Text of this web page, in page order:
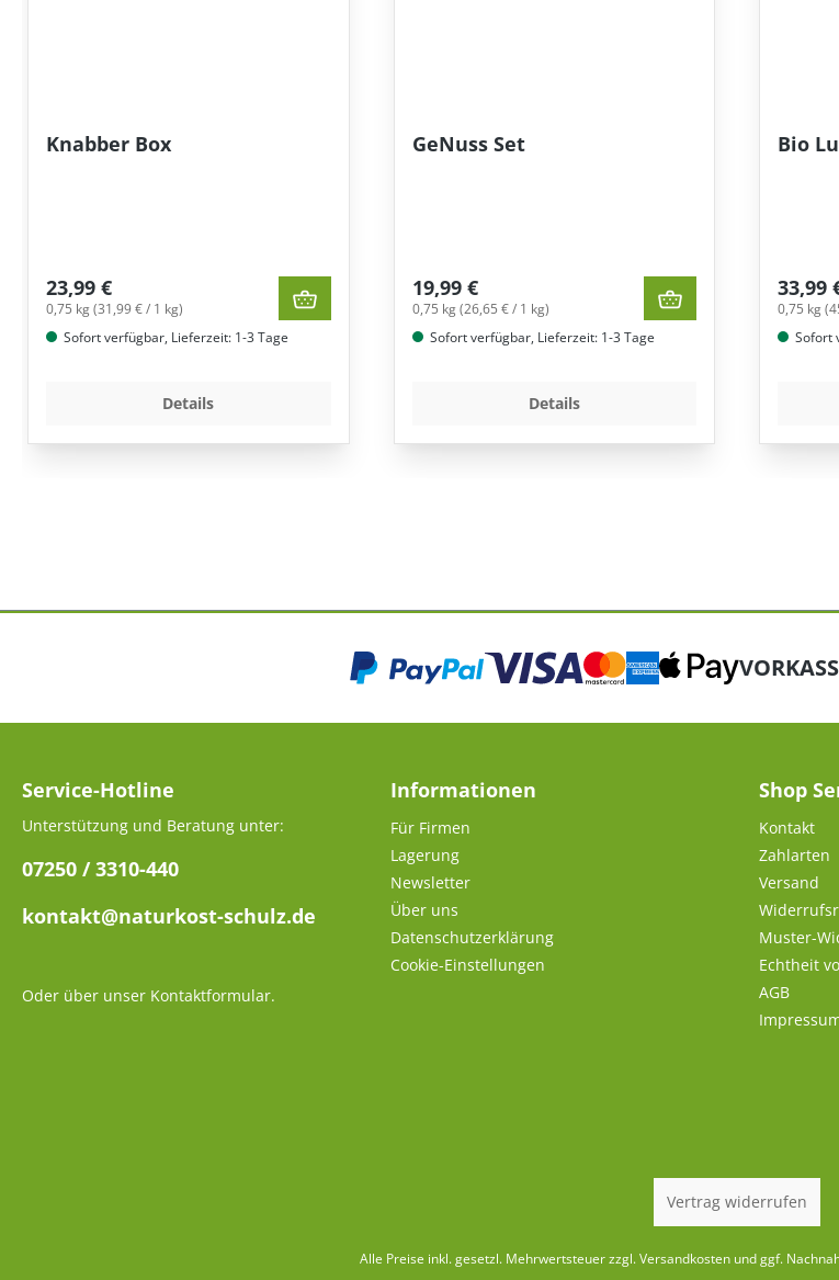
Knabber Box
23,99 €
0,75 kg (31,99 € / 1 kg)
Sofort verfügbar, Lieferzeit: 1-3 Tage
Details
GeNuss Set
19,99 €
0,75 kg (26,65 € / 1 kg)
Sofort verfügbar, Lieferzeit: 1-3 Tage
Details
Bio
33,99
0,75 kg
Sofort
Service-Hotline
Unterstützung und Beratung unter:
07250 / 3310-440
kontakt@naturkost-schulz.de
Oder über unser Kontaktformular.
Informationen
Für Firmen
Lagerung
Newsletter
Über uns
Datenschutzerklärung
Cookie-Einstellungen
Shop
Kontakt
Zahlarten
Versand
Muster-
Echtheit
AGB
Vertrag widerrufen
Alle Preise inkl. gesetzl. Mehrwertsteuer zzgl.Versandkosten und ggf.